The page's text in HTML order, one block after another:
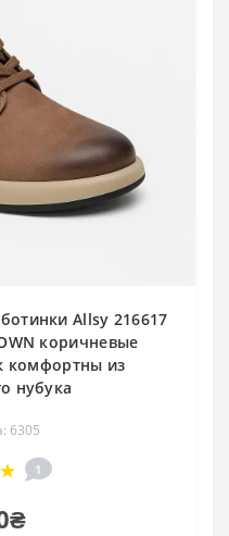
Allsy 216617
коричневые
комфортны из
нубука
6305
1